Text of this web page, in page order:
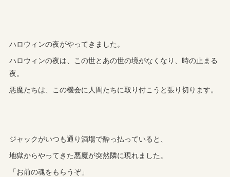
ハロウィンの夜がやってきました。
ハロウィンの夜は、この世とあの世の境がなくなり、時の止まる
夜。
悪魔たちは、この機会に人間たちに取り付こうと張り切ります。
ジャックがいつも通り酒場で酔っ払っていると、
地獄からやってきた悪魔が突然隣に現れました。
「お前の魂をもらうぞ」